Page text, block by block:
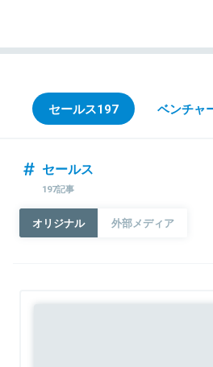
セールス197 ベンチャ
セールス
197記事
オリジナル 外部メディア